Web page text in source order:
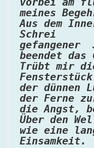
meines
Aus dem
Schrei
gefangener
beendet das
Trübt mir
Fensterstück
der
der Ferne
die Angst,
Über den
wie eine
Einsamkeit.